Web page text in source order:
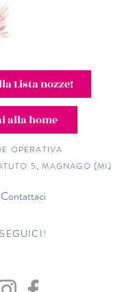
Lista nozze!
alla home
OPERATIVA
5, MAGNAGO (MI)
Contattaci
SEGUICI!